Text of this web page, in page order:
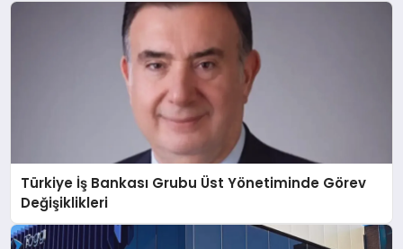
Türkiye İş Bankası Grubu Üst Yönetiminde Görev
Değişiklikleri